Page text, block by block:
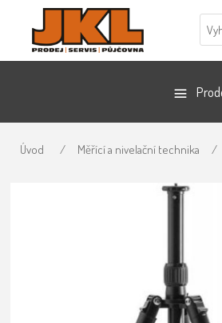
Úvod / Měřící a nivelační technika /